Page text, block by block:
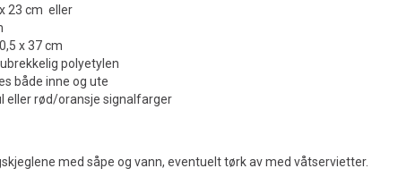
23 cm eller
x 37 cm
ubrekkelig polyetylen
både inne og ute
eller rød/oransje signalfarger
med såpe og vann, eventuelt tørk av med våtservietter.